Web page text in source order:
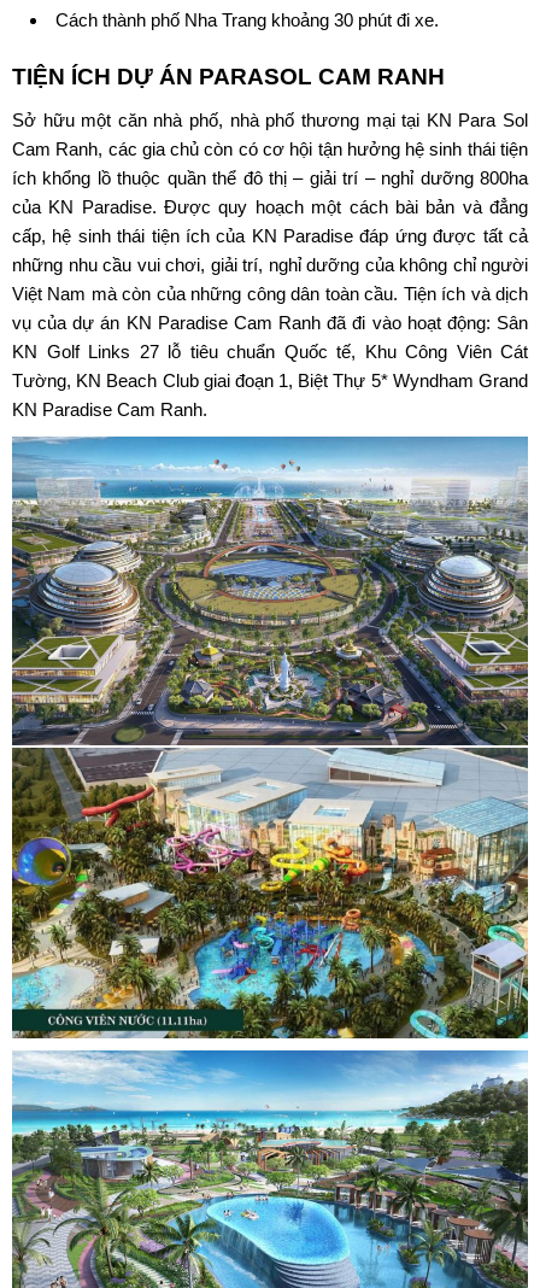
Cách thành phố Nha Trang khoảng 30 phút đi xe.
TIỆN ÍCH DỰ ÁN PARASOL CAM RANH
Sở hữu một căn nhà phố, nhà phố thương mại tại KN Para Sol
Cam Ranh, các gia chủ còn có cơ hội tận hưởng hệ sinh thái tiện
ích khổng lồ thuộc quần thể đô thị – giải trí – nghỉ dưỡng 800ha
của KN Paradise. Được quy hoạch một cách bài bản và đẳng
cấp, hệ sinh thái tiện ích của KN Paradise đáp ứng được tất cả
những nhu cầu vui chơi, giải trí, nghỉ dưỡng của không chỉ người
Việt Nam mà còn của những công dân toàn cầu. Tiện ích và dịch
vụ của dự án KN Paradise Cam Ranh đã đi vào hoạt động: Sân
KN Golf Links 27 lỗ tiêu chuẩn Quốc tế, Khu Công Viên Cát
Tường, KN Beach Club giai đoạn 1, Biệt Thự 5* Wyndham Grand
KN Paradise Cam Ranh.